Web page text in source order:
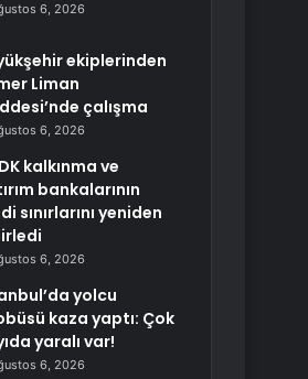
6, 2026
ekiplerinden
Liman
çalışma
6, 2026
kalkınma ve
bankalarının
sınırlarını yeniden
6, 2026
yolcu
kaza yaptı: Çok
yaralı var!
6, 2026